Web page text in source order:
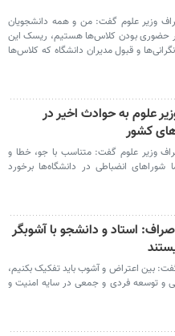
وزیر علوم گفت: من و همه دانشجویان
حضوری بودن کلاس‌ها هستیم، ریسک این
و قبول مدیران دانشگاه که کلاس‌ها
علوم به حوادث اخیر در
کشور
وزیر علوم گفت: متناسب با جو، خطا و
انضباطی در دانشگاه‌ها برخورد
استاد و دانشجو با آشوبگر
بین اعتراض و آشوب باید تفکیک بکنیم،
و توسعه فردی و جمعی در سایه امنیت و